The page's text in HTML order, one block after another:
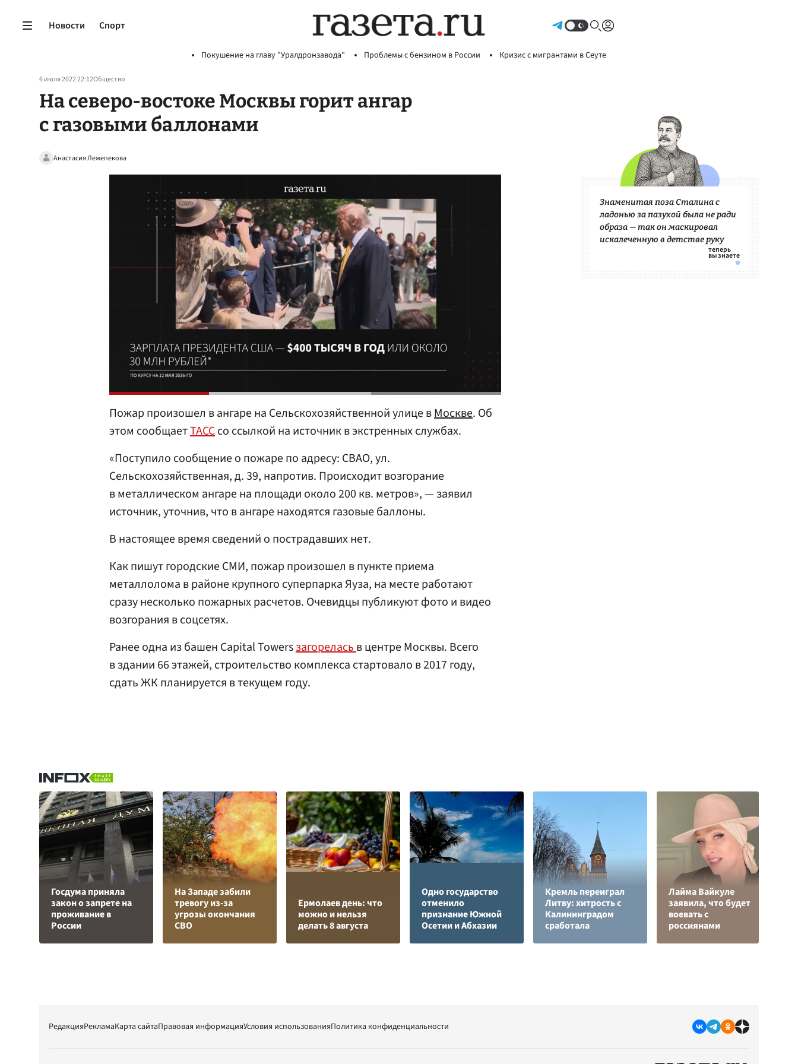
Новости Спорт
Покушение на главу "Уралдронзавода" Проблемы с бензином в России Кризис с мигрантами в Сеуте
6 июля 2022 22:12Общество
На северо-востоке Москвы горит ангар
с газовыми баллонами
Анастасия Лежепекова
Пожар произошел в ангаре на Сельскохозяйственной улице вМоскве. Об
этом сообщаетТАССсо ссылкой на источник в экстренных службах.
«Поступило сообщение о пожаре по адресу: СВАО, ул.
Сельскохозяйственная, д. 39, напротив. Происходит возгорание
в металлическом ангаре на площади около 200 кв. метров», — заявил
источник, уточнив, что в ангаре находятся газовые баллоны.
В настоящее время сведений о пострадавших нет.
Как пишут городские СМИ, пожар произошел в пункте приема
металлолома в районе крупного суперпарка Яуза, на месте работают
сразу несколько пожарных расчетов. Очевидцы публикуют фото и видео
возгорания в соцсетях.
Ранее одна из башен Capital Towersзагореласьв центре Москвы. Всего
в здании 66 этажей, строительство комплекса стартовало в 2017 году,
сдать ЖК планируется в текущем году.
Знаменитая поза Сталина с
ладонью за пазухой была не ради
образа — так он маскировал
искалеченную в детстве руку
Госдума приняла
закон о запрете на
проживание в
России
На Западе забили
тревогу из-за
угрозы окончания
СВО
Ермолаев день: что
можно и нельзя
делать 8 августа
Одно государство
отменило
признание Южной
Осетии и Абхазии
Кремль переиграл
Литву: хитрость с
Калининградом
сработала
Лайма Вайкуле
заявила, что будет
воевать с
россиянами
РедакцияРекламаКарта сайтаПравовая информацияУсловия использованияПолитика конфиденциальности